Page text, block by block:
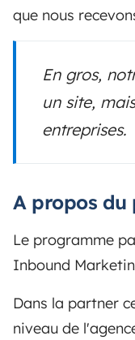
que nous
En gros,
un site,
entreprises.
A propos
Le programme
Inbound
Dans la partner
niveau de